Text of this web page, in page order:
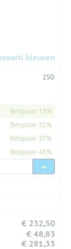
kleuren
250
Bespaar 19%
Bespaar 31%
Bespaar 37%
Bespaar 43%
€ 232,50
€ 48,83
€ 281,33